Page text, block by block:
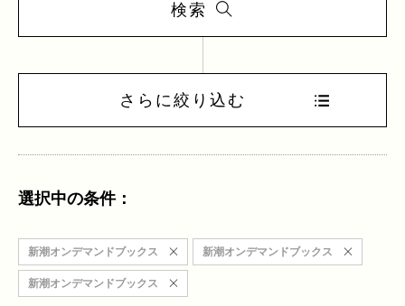
検索
さらに絞り込む
選択中の条件：
新潮オンデマンドブックス 新潮オンデマンドブックス
新潮オンデマンドブックス